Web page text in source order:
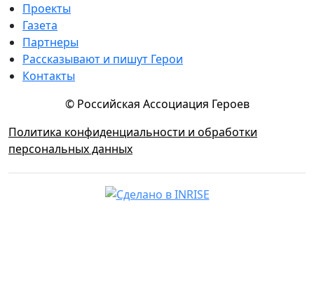
Проекты
Газета
Партнеры
Рассказывают и пишут Герои
Контакты
© Российская Ассоциация Героев
Политика конфиденциальности и обработки
персональных данных